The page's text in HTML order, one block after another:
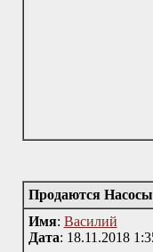
Продаются Насосы
Имя: Василий
Дата: 18.11.2018